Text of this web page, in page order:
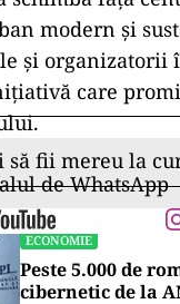
modern și
și organizatorii
care
să fii mereu la
de WhatsApp
ECONOMIE
Peste 5.000 de
cibernetic de la